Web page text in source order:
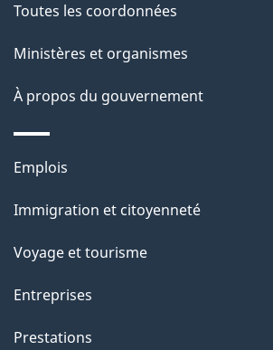
p
a
g
e
Toutes les coordonnées
Ministères et organismes
À propos du gouvernement
Thèmes
sujets
Emplois
Immigration et citoyenneté
Voyage et tourisme
Entreprises
Prestations